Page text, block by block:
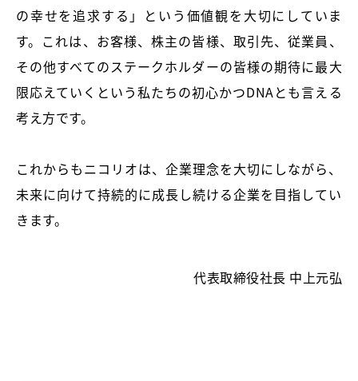
の幸せを追求する」という価値観を大切にしていま
す。これは、お客様、株主の皆様、取引先、従業員、
その他すべてのステークホルダーの皆様の期待に最大
限応えていくという私たちの初心かつDNAとも言える
考え方です。
これからもニコリオは、企業理念を大切にしながら、
未来に向けて持続的に成長し続ける企業を目指してい
きます。
代表取締役社長 中上元弘